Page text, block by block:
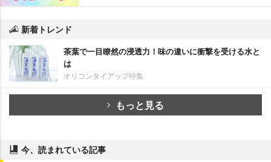
新着トレンド
茶葉で一目瞭然の浸透力！味の違いに衝撃を受ける水と
は
オリコンタイアップ特集
もっと見る
今、読まれている記事